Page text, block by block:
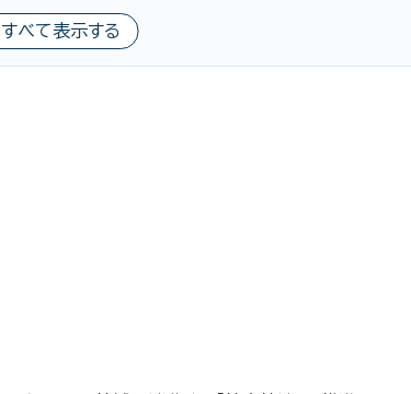
すべて表示する